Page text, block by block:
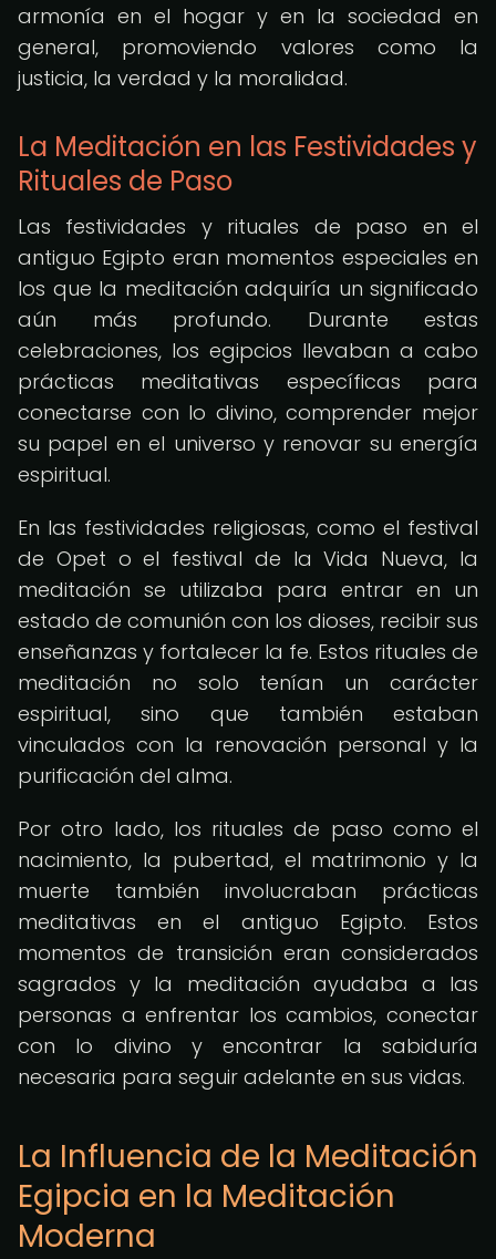
armonía en el hogar y en la sociedad en
general, promoviendo valores como la
justicia, la verdad y la moralidad.
La Meditación en las Festividades y
Rituales de Paso
Las festividades y rituales de paso en el
antiguo Egipto eran momentos especiales en
los que la meditación adquiría un significado
aún más profundo. Durante estas
celebraciones, los egipcios llevaban a cabo
prácticas meditativas específicas para
conectarse con lo divino, comprender mejor
su papel en el universo y renovar su energía
espiritual.
En las festividades religiosas, como el festival
de Opet o el festival de la Vida Nueva, la
meditación se utilizaba para entrar en un
estado de comunión con los dioses, recibir sus
enseñanzas y fortalecer la fe. Estos rituales de
meditación no solo tenían un carácter
espiritual, sino que también estaban
vinculados con la renovación personal y la
purificación del alma.
Por otro lado, los rituales de paso como el
nacimiento, la pubertad, el matrimonio y la
muerte también involucraban prácticas
meditativas en el antiguo Egipto. Estos
momentos de transición eran considerados
sagrados y la meditación ayudaba a las
personas a enfrentar los cambios, conectar
con lo divino y encontrar la sabiduría
necesaria para seguir adelante en sus vidas.
La Influencia de la Meditación
Egipcia en la Meditación
Moderna